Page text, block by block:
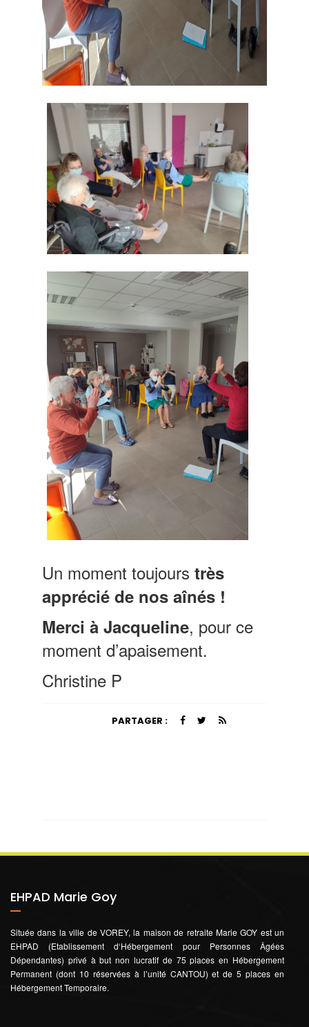
Un moment toujourstrès
apprécié de nos aînés !
Merci à Jacqueline, pour ce
moment d’apaisement.
Christine P
PARTAGER :
EHPAD Marie Goy
Située dans la ville de VOREY, la maison de retraite Marie GOY est un
EHPAD (Etablissement d‘Hébergement pour Personnes Âgées
Dépendantes) privé à but non lucratif de 75 places en Hébergement
Permanent (dont 10 réservées à l’unité CANTOU) et de 5 places en
Hébergement Temporaire.